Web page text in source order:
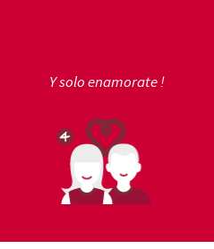
Y solo enamorate !